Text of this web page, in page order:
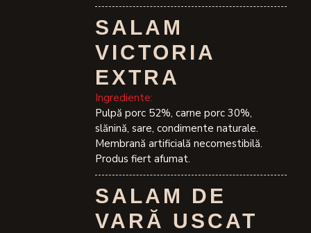
SALAM
VICTORIA
EXTRA
Ingrediente:
Pulpă porc 52%, carne porc 30%,
slănină, sare, condimente naturale.
Membrană artificială necomestibilă.
Produs fiert afumat.
SALAM DE
VARĂ USCAT